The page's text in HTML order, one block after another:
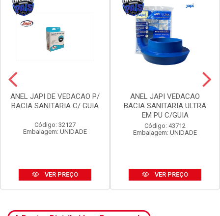
ANEL JAPI DE VEDACAO P/
BACIA SANITARIA C/ GUIA
Código: 32127
Embalagem: UNIDADE
VER PREÇO
ANEL JAPI VEDACAO
BACIA SANITARIA ULTRA
EM PU C/GUIA
Código: 43712
Embalagem: UNIDADE
VER PREÇO